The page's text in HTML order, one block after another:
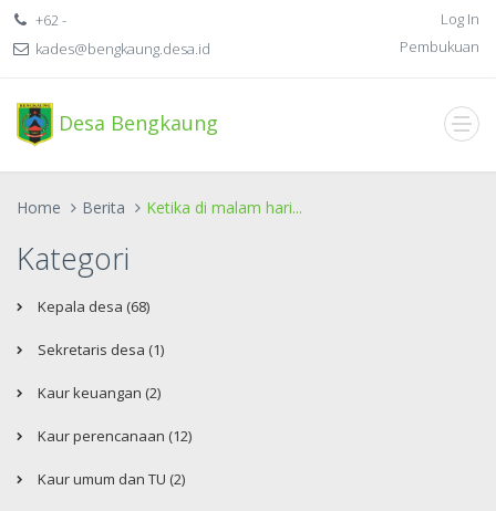
+62 -
kades@bengkaung.desa.id
Log In
Pembukuan
Desa Bengkaung
Home Berita Ketika di malam hari...
Kategori
Kepala desa (68)
Sekretaris desa (1)
Kaur keuangan (2)
Kaur perencanaan (12)
Kaur umum dan TU (2)